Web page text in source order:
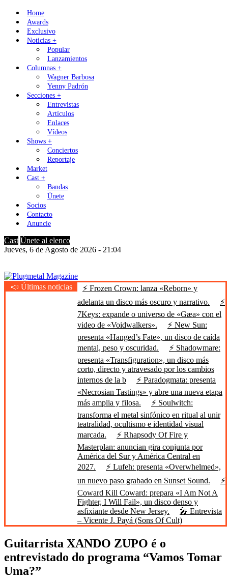
Skip
content
Home
Awards
Exclusivo
Noticias +
Popular
Lanzamientos
Columnas +
Wagner Barbosa
Yenny Padrón
Secciones +
Entrevistas
Artículos
Enlaces
Vídeos
Shows +
Conciertos
Reportaje
Market
Cast +
Bandas
Únete
Socios
Contacto
Anuncie
Cast Únete al elenco
Jueves, 6 de Agosto de 2026 - 21:04
Plugmetal Magazine
Heavy Metal is Life
📣 Últimas noticias
⚡ Frozen Crown: lanza «Reborn» y
adelanta un disco más oscuro y narrativo.
⚡
7Keys: expande o universo de «Gæa» con el
video de «Voidwalkers».
⚡ New Sun:
presenta «Hanged’s Fate», un disco de caída
mental, peso y oscuridad.
⚡ Shadowmare:
presenta «Transfiguration», un disco más
corto, directo y atravesado por los cambios
internos de la b
⚡ Paradogmata: presenta
«Necrosian Tastings» y abre una nueva etapa
más amplia y filosa.
⚡ Soulwitch:
transforma el metal sinfónico en ritual al unir
teatralidad, ocultismo e identidad visual
marcada.
⚡ Rhapsody Of Fire y
Masterplan: anuncian gira conjunta por
América del Sur y América Central en
2027.
⚡ Lufeh: presenta «Overwhelmed»,
un nuevo paso grabado en Sunset Sound.
⚡
Coward Kill Coward: prepara «I Am Not A
Fighter, I Will Fail», un disco denso y
asfixiante desde New Jersey.
🎤 Entrevista
– Vicente J. Payá (Sons Of Cult)
Guitarrista XANDO ZUPO é o
entrevistado do programa “Vamos Tomar
Uma?”